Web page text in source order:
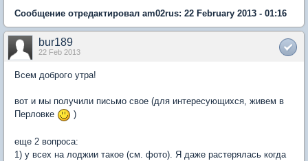
Сообщение отредактировал am02rus: 22 February 2013 - 01:16
bur189
22 Feb 2013
Всем доброго утра!
вот и мы получили письмо свое (для интересующихся, живем в
Перловке
)
еще 2 вопроса:
1) у всех на лоджии такое (см. фото). Я даже растерялась когда